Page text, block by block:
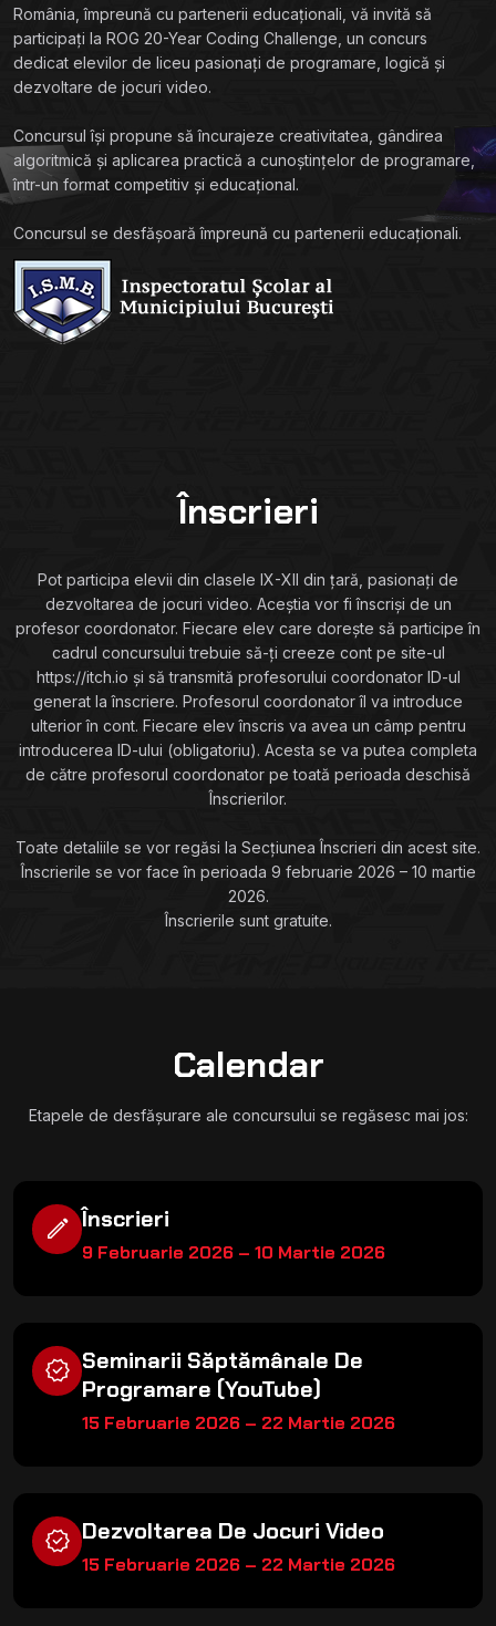
România, împreună cu partenerii educaționali, vă invită să
participați la ROG 20-Year Coding Challenge, un concurs
dedicat elevilor de liceu pasionați de programare, logică și
dezvoltare de jocuri video.
Concursul își propune să încurajeze creativitatea, gândirea
algoritmică și aplicarea practică a cunoștințelor de programare,
într-un format competitiv și educațional.
Concursul se desfășoară împreună cu partenerii educaționali.
Înscrieri
Pot participa elevii din clasele IX-XII din țară, pasionați de
dezvoltarea de jocuri video. Aceștia vor fi înscriși de un
profesor coordonator. Fiecare elev care dorește să participe în
cadrul concursului trebuie să-ți creeze cont pe site-ul
https://itch.io și să transmită profesorului coordonator ID-ul
generat la înscriere. Profesorul coordonator îl va introduce
ulterior în cont. Fiecare elev înscris va avea un câmp pentru
introducerea ID-ului (obligatoriu). Acesta se va putea completa
de către profesorul coordonator pe toată perioada deschisă
Înscrierilor.
Toate detaliile se vor regăsi la Secțiunea Înscrieri din acest site.
Înscrierile se vor face în perioada 9 februarie 2026 – 10 martie
2026.
Înscrierile sunt gratuite.
Calendar
Etapele de desfășurare ale concursului se regăsesc mai jos:
edit Înscrieri
9 Februarie 2026 – 10 Martie 2026
verified Seminarii Săptămânale De
Programare (YouTube)
15 Februarie 2026 – 22 Martie 2026
verified Dezvoltarea De Jocuri Video
15 Februarie 2026 – 22 Martie 2026